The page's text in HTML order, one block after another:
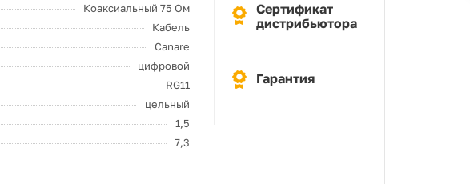
Коаксиальный 75 Ом
Кабель
Canare
цифровой
RG11
цельный
1,5
7,3
Сертификат
дистрибьютора
Гарантия